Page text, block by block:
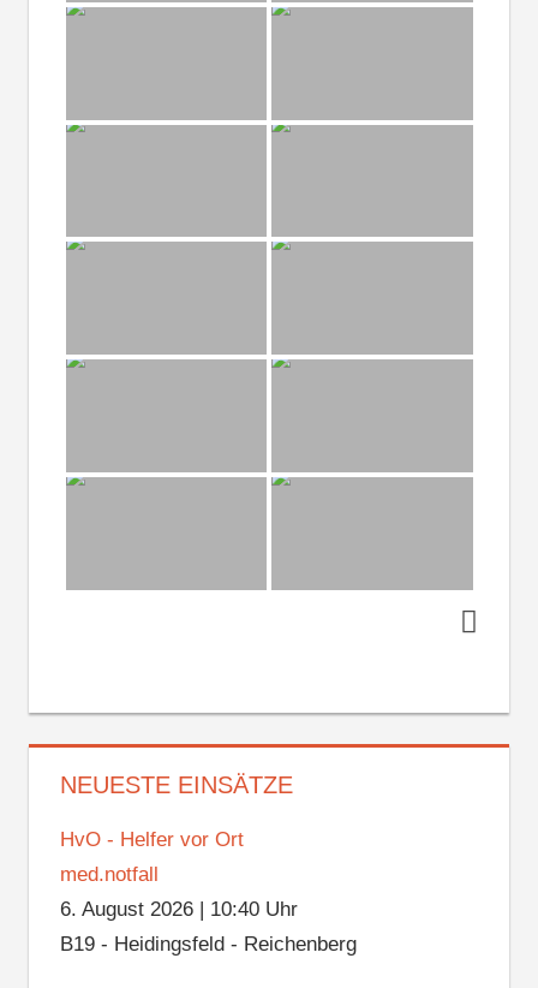
NEUESTE EINSÄTZE
HvO - Helfer vor Ort
med.notfall
6. August 2026| 10:40 Uhr
B19 - Heidingsfeld - Reichenberg